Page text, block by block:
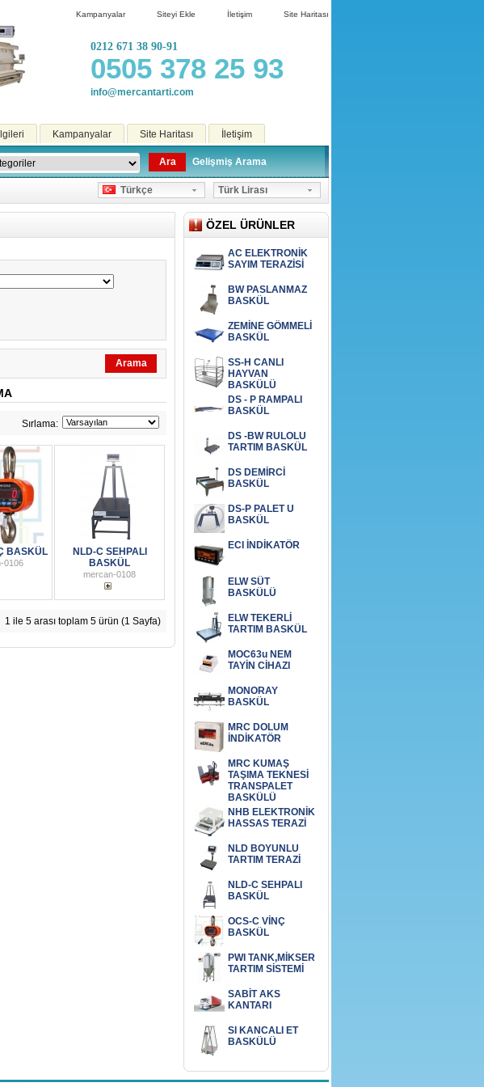
Kampanyalar Siteyi Ekle İletişim Site Haritası
0212 671 38 90-91
0505 378 25 93
info@mercantarti.com
Kampanyalar Site Haritası İletişim
Ara Gelişmiş Arama
Türk Lirası
Türkçe
ÖZEL ÜRÜNLER
AC ELEKTRONİK
SAYIM TERAZİSİ
BW PASLANMAZ
BASKÜL
ZEMİNE GÖMMELİ
BASKÜL
SS-H CANLI
HAYVAN
BASKÜLÜ
DS - P RAMPALI
BASKÜL
DS -BW RULOLU
TARTIM BASKÜL
DS DEMİRCİ
BASKÜL
DS-P PALET U
BASKÜL
ECI İNDİKATÖR
ELW SÜT
BASKÜLÜ
ELW TEKERLİ
TARTIM BASKÜL
MOC63u NEM
TAYİN CİHAZI
MONORAY
BASKÜL
MRC DOLUM
İNDİKATÖR
MRC KUMAŞ
TAŞIMA TEKNESİ
TRANSPALET
BASKÜLÜ
NHB ELEKTRONİK
HASSAS TERAZİ
NLD BOYUNLU
TARTIM TERAZİ
NLD-C SEHPALI
BASKÜL
OCS-C VİNÇ
BASKÜL
PWI TANK,MİKSER
TARTIM SİSTEMİ
SABİT AKS
KANTARI
SI KANCALI ET
BASKÜLÜ
Arama
Sırlama:
BASKÜL
0106
NLD-C SEHPALI
BASKÜL
mercan-0108
1 ile 5 arası toplam 5 ürün (1 Sayfa)